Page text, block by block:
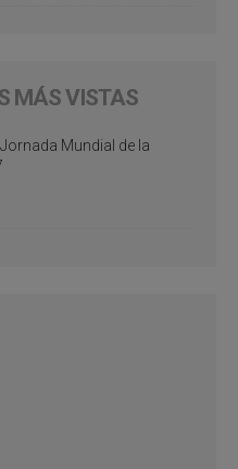
MÁS VISTAS
Mundial de la